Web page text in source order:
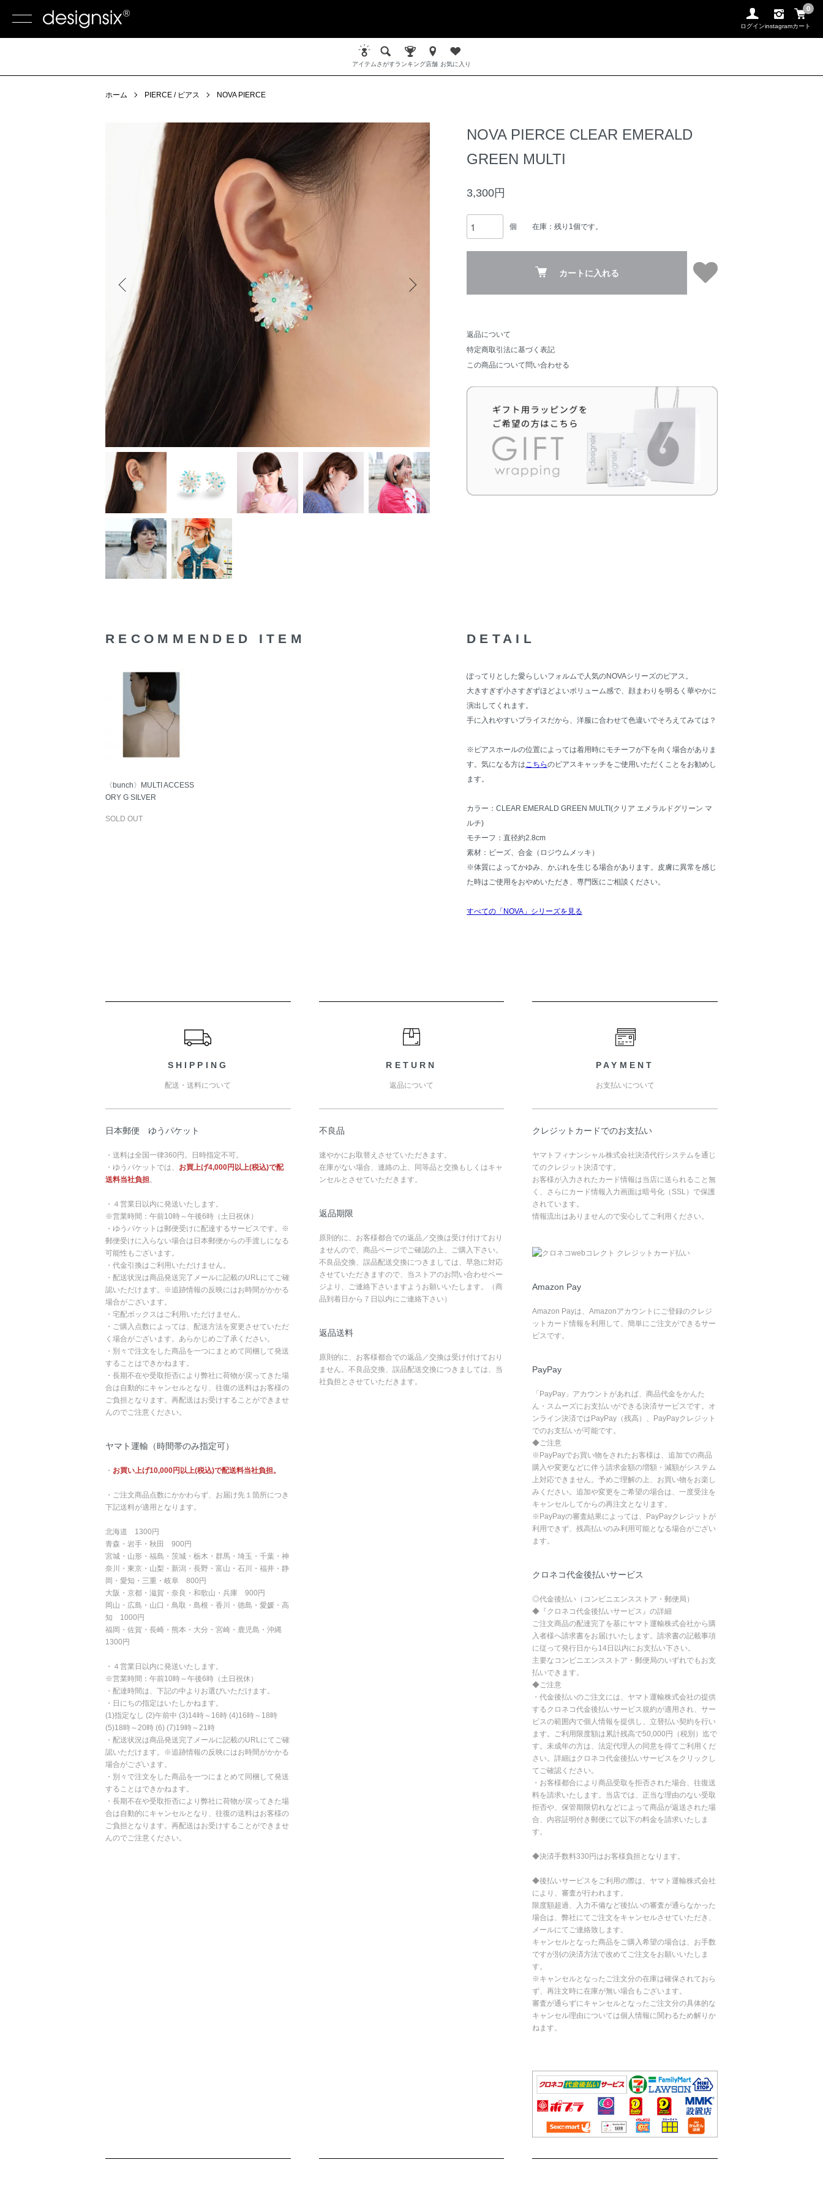
ログインinstagram
0
カート
アイテムさがすランキング店舗 お気に入り
ホーム PIERCE / ピアス NOVA PIERCE
NOVA PIERCE CLEAR EMERALD
GREEN MULTI
3,300円
個 在庫：残り1個です。
カートに入れる
返品について
特定商取引法に基づく表記
この商品について問い合わせる
DETAIL
ぽってりとした愛らしいフォルムで人気のNOVAシリーズのピアス。
大きすぎず小さすぎずほどよいボリューム感で、顔まわりを明るく華やかに
演出してくれます。
手に入れやすいプライスだから、洋服に合わせて色違いでそろえてみては？
※ピアスホールの位置によっては着用時にモチーフが下を向く場合がありま
す。気になる方はこちらのピアスキャッチをご使用いただくことをお勧めし
ます。
カラー：CLEAR EMERALD GREEN MULTI(クリア エメラルドグリーン マ
ルチ)
モチーフ：直径約2.8cm
素材：ビーズ、合金（ロジウムメッキ）
※体質によってかゆみ、かぶれを生じる場合があります。皮膚に異常を感じ
た時はご使用をおやめいただき、専門医にご相談ください。
すべての「NOVA」シリーズを見る
RECOMMENDED ITEM
〈bunch〉MULTI ACCESS
ORY G SILVER
SOLD OUT
SHIPPING
配送・送料について
日本郵便 ゆうパケット
・送料は全国一律360円。日時指定不可。
・ゆうパケットでは、 お買上げ4,000円以上(税込)で配
送料当社負担。
・４営業日以内に発送いたします。
※営業時間：午前10時～午後6時（土日祝休）
・ゆうパケットは郵便受けに配達するサービスです。※
郵便受けに入らない場合は日本郵便からの手渡しになる
可能性もございます。
・代金引換はご利用いただけません。
・配送状況は商品発送完了メールに記載のURLにてご確
認いただけます。※追跡情報の反映にはお時間がかかる
場合がございます。
・宅配ボックスはご利用いただけません。
・ご購入点数によっては、配送方法を変更させていただ
く場合がございます。あらかじめご了承ください。
・別々で注文をした商品を一つにまとめて同梱して発送
することはできかねます。
・長期不在や受取拒否により弊社に荷物が戻ってきた場
合は自動的にキャンセルとなり、往復の送料はお客様の
ご負担となります。再配送はお受けすることができませ
んのでご注意ください。
ヤマト運輸（時間帯のみ指定可）
・ お買い上げ10,000円以上(税込)で配送料当社負担。
・ご注文商品点数にかかわらず、お届け先１箇所につき
下記送料が適用となります。
北海道 1300円
青森・岩手・秋田 900円
宮城・山形・福島・茨城・栃木・群馬・埼玉・千葉・神
奈川・東京・山梨・新潟・長野・富山・石川・福井・静
岡・愛知・三重・岐阜 800円
大阪・京都・滋賀・奈良・和歌山・兵庫 900円
岡山・広島・山口・鳥取・島根・香川・徳島・愛媛・高
知 1000円
福岡・佐賀・長崎・熊本・大分・宮崎・鹿児島・沖縄
1300円
・４営業日以内に発送いたします。
※営業時間：午前10時～午後6時（土日祝休）
・配達時間は、下記の中よりお選びいただけます。
・日にちの指定はいたしかねます。
(1)指定なし (2)午前中 (3)14時～16時 (4)16時～18時
(5)18時～20時 (6) (7)19時～21時
・配送状況は商品発送完了メールに記載のURLにてご確
認いただけます。※追跡情報の反映にはお時間がかかる
場合がございます。
・別々で注文をした商品を一つにまとめて同梱して発送
することはできかねます。
・長期不在や受取拒否により弊社に荷物が戻ってきた場
合は自動的にキャンセルとなり、往復の送料はお客様の
ご負担となります。再配送はお受けすることができませ
んのでご注意ください。
RETURN
返品について
不良品
速やかにお取替えさせていただきます。
在庫がない場合、連絡の上、同等品と交換もしくはキャ
ンセルとさせていただきます。
返品期限
原則的に、お客様都合での返品／交換は受け付けており
ませんので、商品ページでご確認の上、ご購入下さい。
不良品交換、誤品配送交換につきましては、早急に対応
させていただきますので、当ストアのお問い合わせペー
ジより、ご連絡下さいますようお願いいたします。（商
品到着日から７日以内にご連絡下さい）
返品送料
原則的に、お客様都合での返品／交換は受け付けており
ません。不良品交換、誤品配送交換につきましては、当
社負担とさせていただきます。
PAYMENT
お支払いについて
クレジットカードでのお支払い
ヤマトフィナンシャル株式会社決済代行システムを通じ
てのクレジット決済です。
お客様が入力されたカード情報は当店に送られること無
く、さらにカード情報入力画面は暗号化（SSL）で保護
されています。
情報流出はありませんので安心してご利用ください。
Amazon Pay
Amazon Payは、Amazonアカウントにご登録のクレジ
ットカード情報を利用して、簡単にご注文ができるサー
ビスです。
PayPay
「PayPay」アカウントがあれば、商品代金をかんた
ん・スムーズにお支払いができる決済サービスです。オ
ンライン決済ではPayPay（残高）、PayPayクレジット
でのお支払いが可能です。
◆ご注意
※PayPayでお買い物をされたお客様は、追加での商品
購入や変更などに伴う請求金額の増額・減額がシステム
上対応できません。予めご理解の上、お買い物をお楽し
みください。追加や変更をご希望の場合は、一度受注を
キャンセルしてからの再注文となります。
※PayPayの審査結果によっては、PayPayクレジットが
利用できず、残高払いのみ利用可能となる場合がござい
ます。
クロネコ代金後払いサービス
◎代金後払い（コンビニエンスストア・郵便局）
◆『クロネコ代金後払いサービス』の詳細
ご注文商品の配達完了を基にヤマト運輸株式会社から購
入者様へ請求書をお届けいたします。請求書の記載事項
に従って発行日から14日以内にお支払い下さい。
主要なコンビニエンスストア・郵便局のいずれでもお支
払いできます。
◆ご注意
・代金後払いのご注文には、ヤマト運輸株式会社の提供
するクロネコ代金後払いサービス規約が適用され、サー
ビスの範囲内で個人情報を提供し、立替払い契約を行い
ます。ご利用限度額は累計残高で50,000円（税別）迄で
す。未成年の方は、法定代理人の同意を得てご利用くだ
さい。詳細はクロネコ代金後払いサービスをクリックし
てご確認ください。
・お客様都合により商品受取を拒否された場合、往復送
料を請求いたします。当店では、正当な理由のない受取
拒否や、保管期限切れなどによって商品が返送された場
合、内容証明付き郵便にて以下の料金を請求いたしま
す。
◆決済手数料330円はお客様負担となります。
◆後払いサービスをご利用の際は、ヤマト運輸株式会社
により、審査が行われます。
限度額超過、入力不備など後払いの審査が通らなかった
場合は、弊社にてご注文をキャンセルさせていただき、
メールにてご連絡致します。
キャンセルとなった商品をご購入希望の場合は、お手数
ですが別の決済方法で改めてご注文をお願いいたしま
す。
※キャンセルとなったご注文分の在庫は確保されておら
ず、再注文時に在庫が無い場合もございます。
審査が通らずにキャンセルとなったご注文分の具体的な
キャンセル理由については個人情報に関わるため解りか
ねます。